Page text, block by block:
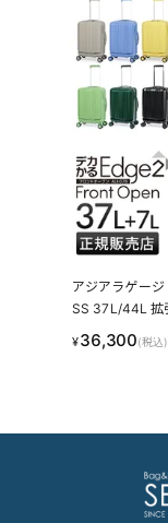
アジアラゲー
SS 37L/44L 拡
キャリーケー
E ALI-078-
¥36,300(税込)